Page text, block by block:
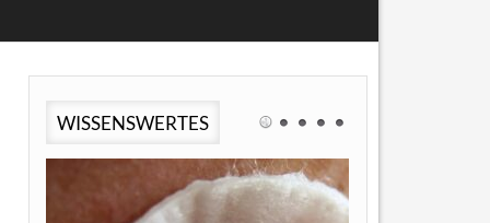
WISSENSWERTES